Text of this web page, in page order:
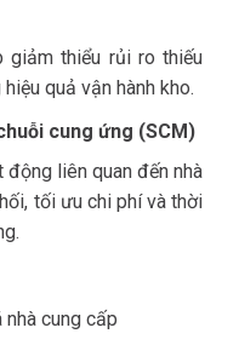
giảm thiểu rủi ro thiếu
quả vận hành kho.
cung ứng (SCM)
động liên quan đến nhà
tối ưu chi phí và thời
cung cấp